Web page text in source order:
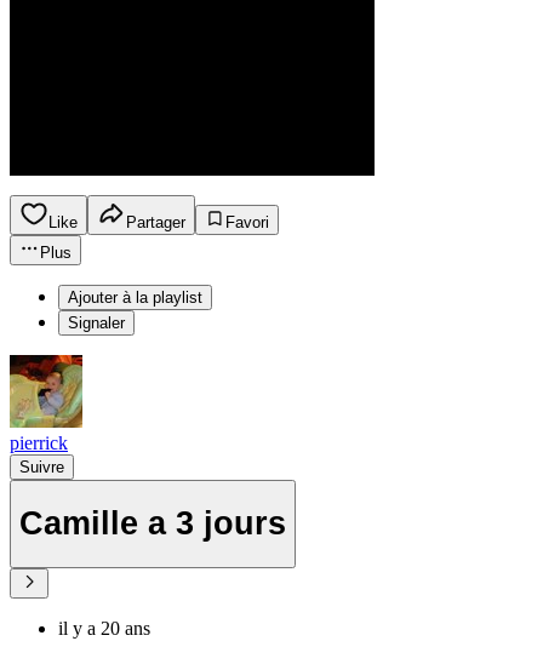
Like Partager
Favori
Plus
Ajouter à la playlist
Signaler
pierrick
Suivre
Camille a 3 jours
il y a 20 ans